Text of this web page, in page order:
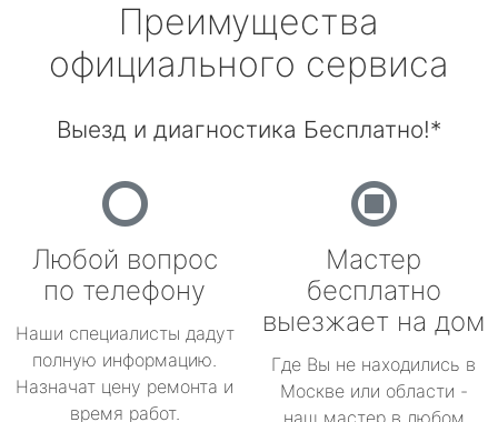
Преимущества
официального сервиса
Выезд и диагностика Бесплатно!*
Любой вопрос
по телефону
Наши специалисты дадут
полную информацию.
Назначат цену ремонта и
время работ.
Мастер
бесплатно
выезжает на дом
Где Вы не находились в
Москве или области -
наш мастер в любом